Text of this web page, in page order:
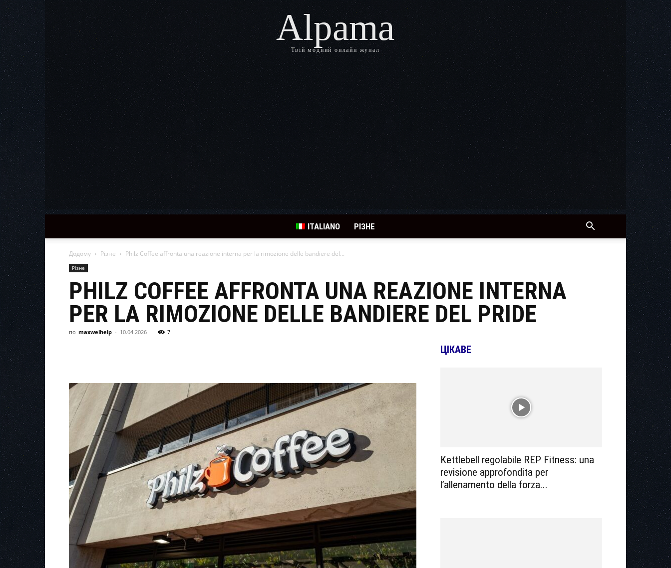
Alpama
Твій модний онлайн жунал
ITALIANO РІЗНЕ
Додому Різне Philz Coffee affronta una reazione interna per la rimozione delle bandiere del...
Різне
PHILZ COFFEE AFFRONTA UNA REAZIONE INTERNA
PER LA RIMOZIONE DELLE BANDIERE DEL PRIDE
по maxwelhelp - 10.04.2026 7
ЦІКАВЕ
Kettlebell regolabile REP Fitness: una
revisione approfondita per
l’allenamento della forza...